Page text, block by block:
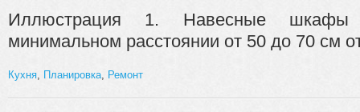
Иллюстрация 1. Навесные шкафы
минимальном расстоянии от 50 до 70 см
Кухня Планировка Ремонт